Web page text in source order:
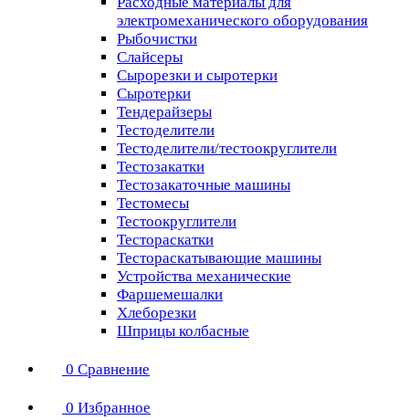
электромеханического оборудования
Рыбочистки
Слайсеры
Сырорезки и сыротерки
Сыротерки
Тендерайзеры
Тестоделители
Тестоделители/тестоокруглители
Тестозакатки
Тестозакаточные машины
Тестомесы
Тестоокруглители
Тестораскатки
Тестораскатывающие машины
Устройства механические
Фаршемешалки
Хлеборезки
Шприцы колбасные
0 Сравнение
0 Избранное